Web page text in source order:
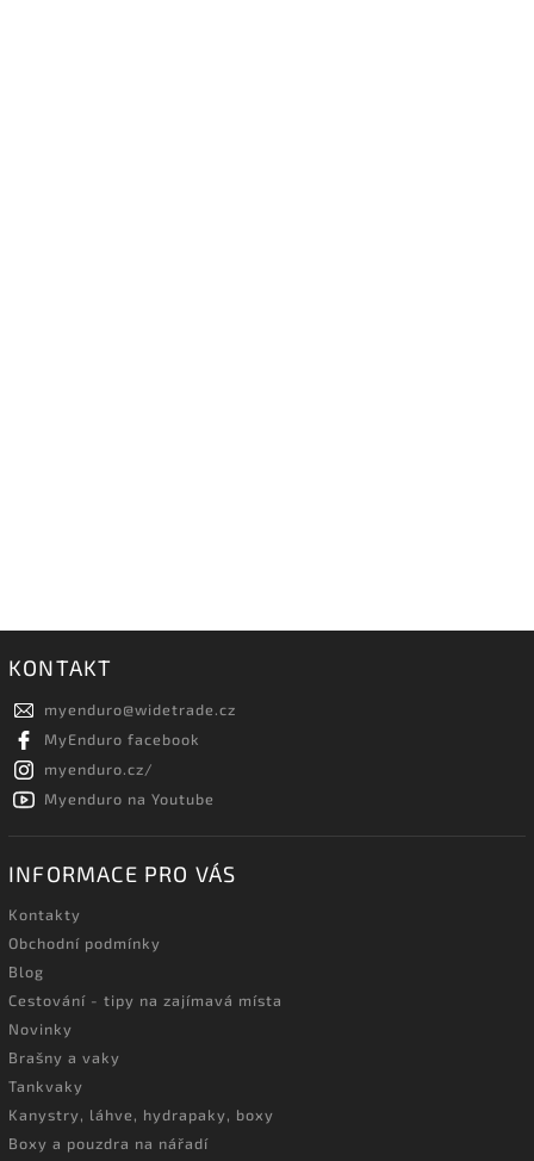
KONTAKT
myenduro@widetrade.cz
MyEnduro facebook
myenduro.cz/
Myenduro na Youtube
INFORMACE PRO VÁS
Kontakty
Obchodní podmínky
Blog
Cestování - tipy na zajímavá místa
Novinky
Brašny a vaky
Tankvaky
Kanystry, láhve, hydrapaky, boxy
Boxy a pouzdra na nářadí